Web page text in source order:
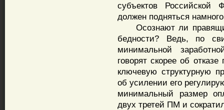
субъектов Российской
должен подняться
Осознают ли
бедности? Ведь, по
минимальной
говорят скорее об
ключевую структурную
об усилении его
минимальный размер
двух третей ПМ и